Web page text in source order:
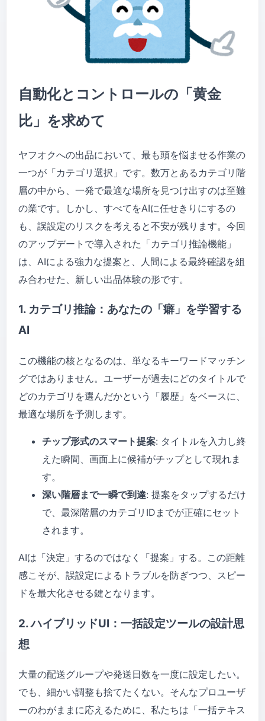
自動化とコントロールの「黄金
比」を求めて
ヤフオクへの出品において、最も頭を悩ませる作業の
一つが「カテゴリ選択」です。数万とあるカテゴリ階
層の中から、一発で最適な場所を見つけ出すのは至難
の業です。しかし、すべてをAIに任せきりにするの
も、誤設定のリスクを考えると不安が残ります。今回
のアップデートで導入された「カテゴリ推論機能」
は、AIによる強力な提案と、人間による最終確認を組
み合わせた、新しい出品体験の形です。
1. カテゴリ推論：あなたの「癖」を学習する
AI
この機能の核となるのは、単なるキーワードマッチン
グではありません。ユーザーが過去にどのタイトルで
どのカテゴリを選んだかという「履歴」をベースに、
最適な場所を予測します。
チップ形式のスマート提案: タイトルを入力し終
えた瞬間、画面上に候補がチップとして現れま
す。
深い階層まで一瞬で到達: 提案をタップするだけ
で、最深階層のカテゴリIDまでが正確にセット
されます。
AIは「決定」するのではなく「提案」する。この距離
感こそが、誤設定によるトラブルを防ぎつつ、スピー
ドを最大化させる鍵となります。
2. ハイブリッドUI：一括設定ツールの設計思
想
大量の配送グループや発送日数を一度に設定したい。
でも、細かい調整も捨てたくない。そんなプロユーザ
ーのわがままに応えるために、私たちは「一括テキス